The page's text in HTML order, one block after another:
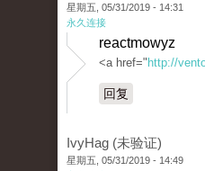
星期五, 05/31/2019 - 14:31
永久连接
reactmowyz
<a href=" http://
回复
IvyHag (未验证)
星期五, 05/31/2019 - 14:49